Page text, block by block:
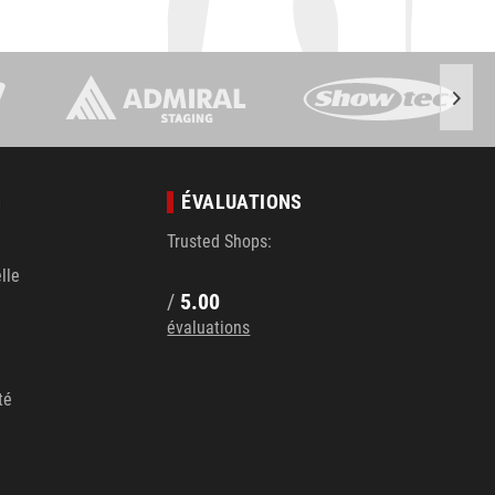
ÉVALUATIONS
Trusted Shops:
/ 5.00
évaluations